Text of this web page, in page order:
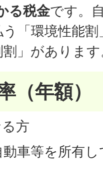
る税金です。
「環境性能
」がありま
（年額）
方
車等を所有